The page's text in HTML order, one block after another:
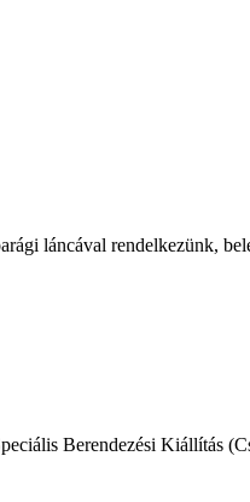
láncával rendelkezünk,
Berendezési Kiállítás